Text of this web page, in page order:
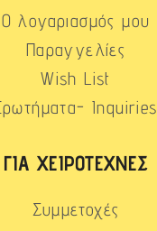
Ο λογαριασμός μου
Παραγγελίες
Wish List
Inquiries
ΓΙΑ ΧΕΙΡΟΤΈΧΝΕΣ
Συμμετοχές